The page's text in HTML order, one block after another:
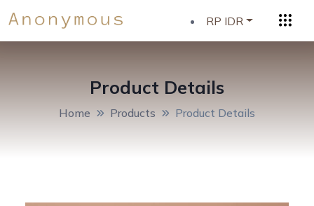
RP IDR
Product Details
Home Products Product Details